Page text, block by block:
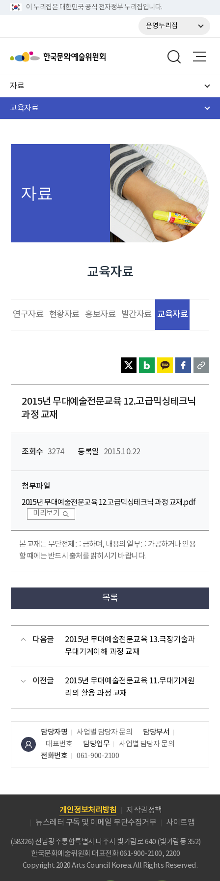
이 누리집은 대한민국 공식 전자정부 누리집입니다.
운영누리집
자료
교육자료
자료
교육자료
연구자료 현황자료 홍보자료 발간자료 교육자료
2015년 무대예술전문교육 12.고급믹싱테크닉
과정 교재
조회수 3274 등록일 2015.10.22
첨부파일
2015년 무대예술전문교육 12.고급믹싱테크닉 과정 교재.pdf
미리보기
본 교재는 무단전제를 금하며, 내용의 일부를 가공하거나 인용
할 때에는 반드시 출처를 밝히시기 바랍니다.
목록
다음글
2015년 무대예술전문교육 13.극장기술과
무대기계이해 과정 교재
이전글
2015년 무대예술전문교육 11.무대기계원
리의 활용 과정 교재
담당자명 사업별 담당자 문의
담당부서
대표번호
담당업무
사업별 담당자 문의
전화번호
061-900-2100
개인정보처리방침
저작권정책
뉴스레터 구독 및 이메일 무단수집거부
사이트맵
(58326) 전남광주통합특별시 나주시 빛가람로 640 (빛가람동 352)
한국문화예술위원회 대표전화 061-900-2100, 2200
Copyright 2020 Arts Council Korea. All Rights Reserved.